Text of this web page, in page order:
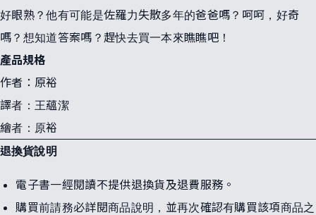
好眼熟？他有可能是佐羅力失散多年的爸爸嗎？呵呵，好奇
嗎？想知道答案嗎？趕快去買一本來瞧瞧吧！
產品規格
作者：原裕
譯者：王蘊潔
繪者：原裕
退換貨說明
電子書一經閱讀不提供退換貨及退費服務。
購買前請務必詳閱商品說明，並再次確認有購買該項商品之